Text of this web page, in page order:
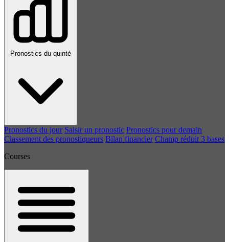
Pronostics du quinté
Pronostics du jour Saisir un pronostic Pronostics pour demain
Classement des pronostiqueurs Bilan financier Champ réduit 3 bases
Courses